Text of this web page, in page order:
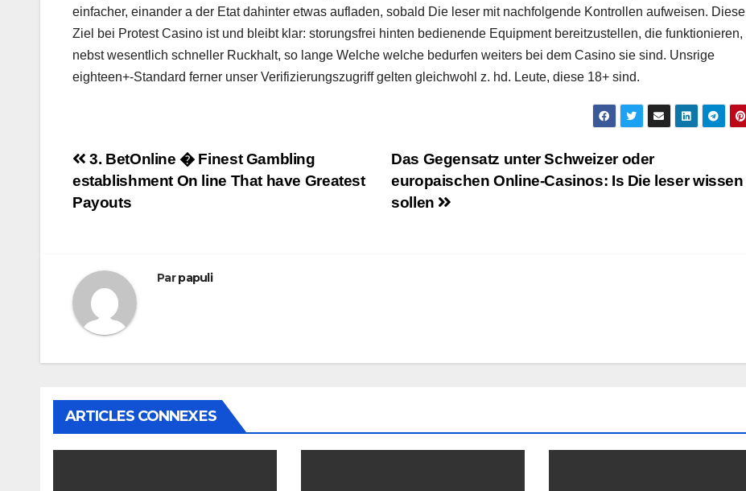
einfacher, einander a der Etat dahinter etwas aufladen, sobald Die leser mit nachfolgende Kontrollen aufweisen. Diese
Ziel bei Protest Casino ist und bleibt klar: storungsfrei hinten bedienende Equipment bereitzustellen, die funktionieren,
nebst wesentlich schneller Ruckhalt, so lange Welche welche bedurfen weiters bei dem Casino sie sind. Unsrige
eighteen+-Standard ferner unser Verifizierungszugriff gelten gleichwohl z. hd. Leute, diese 18+ sind.
Navigation
de
Das Gegensatz unter Schweizer oder
europaischen Online-Casinos: Is Die leser wissen
sollen
3. BetOnline � Finest Gambling
establishment On line That have Greatest
Payouts
Parpapuli
ARTICLES CONNEXES